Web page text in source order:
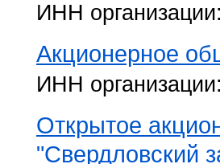
ИНН
Акционерное
ИНН
Открытое
"Свердловский